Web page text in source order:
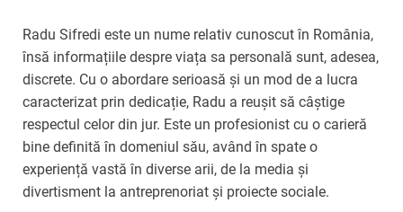
Radu Sifredi este un nume relativ cunoscut în România,
însă informațiile despre viața sa personală sunt, adesea,
discrete. Cu o abordare serioasă și un mod de a lucra
caracterizat prin dedicație, Radu a reușit să câștige
respectul celor din jur. Este un profesionist cu o carieră
bine definită în domeniul său, având în spate o
experiență vastă în diverse arii, de la media și
divertisment la antreprenoriat și proiecte sociale.